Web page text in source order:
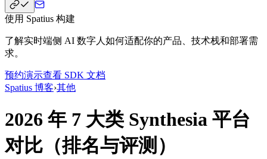
使用 Spatius 构建
了解实时端侧 AI 数字人如何适配你的产品、技术栈和部署需
求。
预约演示查看 SDK 文档
Spatius 博客›其他
2026 年 7 大类 Synthesia 平台
对比（排名与评测）